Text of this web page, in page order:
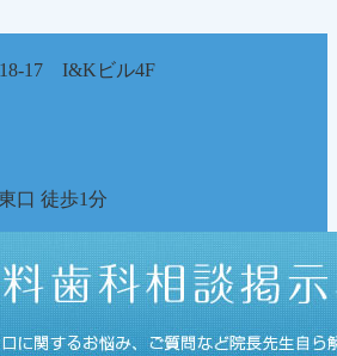
17 I&Kビル4F
口 徒歩1分